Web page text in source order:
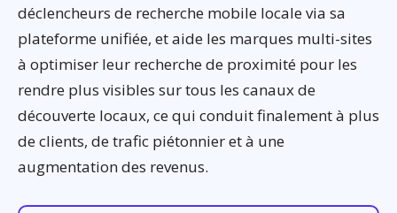
déclencheurs de recherche mobile locale via sa
plateforme unifiée, et aide les marques multi-sites
à optimiser leur recherche de proximité pour les
rendre plus visibles sur tous les canaux de
découverte locaux, ce qui conduit finalement à plus
de clients, de trafic piétonnier et à une
augmentation des revenus.